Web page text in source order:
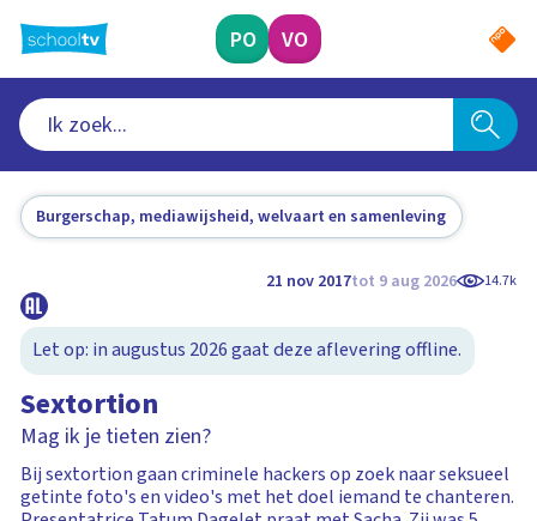
naar
hoofdinhoud
PO VO
Burgerschap, mediawijsheid, welvaart en samenleving
21 nov 2017tot 9 aug 2026 14.7k
Let op: in augustus 2026 gaat deze aflevering offline.
Sextortion
Mag ik je tieten zien?
Bij sextortion gaan criminele hackers op zoek naar seksueel
getinte foto's en video's met het doel iemand te chanteren.